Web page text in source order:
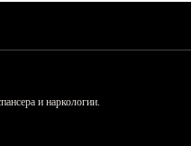
и наркологии.